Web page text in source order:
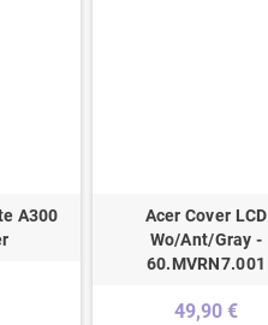
A300
Acer Cover LCD
Wo/Ant/Gray -
60.MVRN7.001
49,90 €